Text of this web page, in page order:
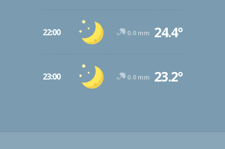
22:00 0.0 mm 24.4º
23:00 0.0 mm 23.2º